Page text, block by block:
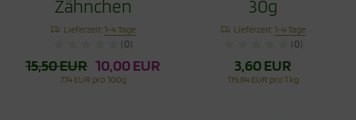
Zähnchen
Erdbeere 30g im
Set
Lieferzeit:1-4 Tage
(0)
15,50 EUR 10,00 EUR
7,14 EUR pro 100g
30g
Lieferzeit:1-4 Tage
(0)
3,60 EUR
119,84 EUR pro 1 kg